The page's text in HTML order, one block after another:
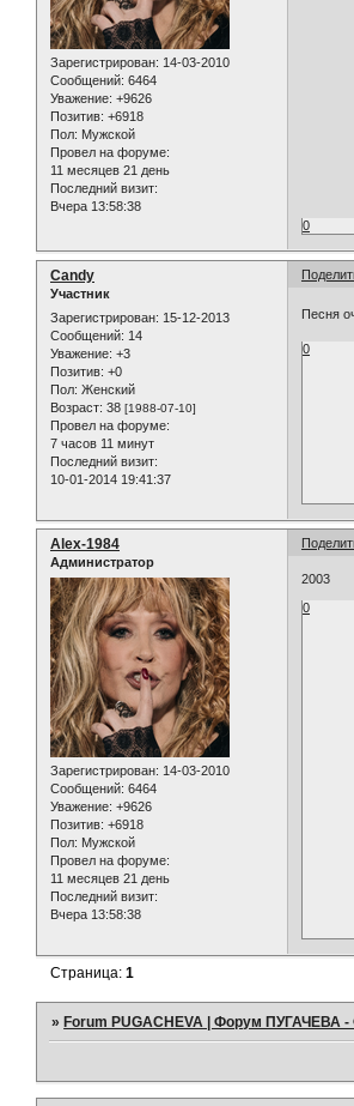
Зарегистрирован: 14-03-2010
Сообщений: 6464
Уважение: +9626
Позитив: +6918
Пол: Мужской
Провел на форуме:
11 месяцев 21 день
Последний визит:
Вчера 13:58:38
0
Candy
Участник
Зарегистрирован: 15-12-2013
Сообщений: 14
Уважение: +3
Позитив: +0
Пол: Женский
Возраст: 38 [1988-07-10]
Провел на форуме:
7 часов 11 минут
Последний визит:
10-01-2014 19:41:37
Песня
0
Alex-1984
Администратор
Зарегистрирован: 14-03-2010
Сообщений: 6464
Уважение: +9626
Позитив: +6918
Пол: Мужской
Провел на форуме:
11 месяцев 21 день
Последний визит:
Вчера 13:58:38
2003
0
Страница:1
» Forum PUGACHEVA | Форум ПУГАЧЕВА